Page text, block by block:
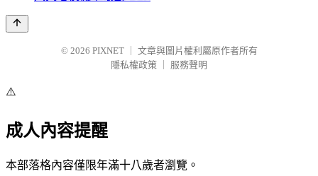
© 2026 PIXNET
文章與圖片權利屬原作者所有
隱私權政策
服務聲明
⚠️
成人內容提醒
本部落格內容僅限年滿十八歲者瀏覽。